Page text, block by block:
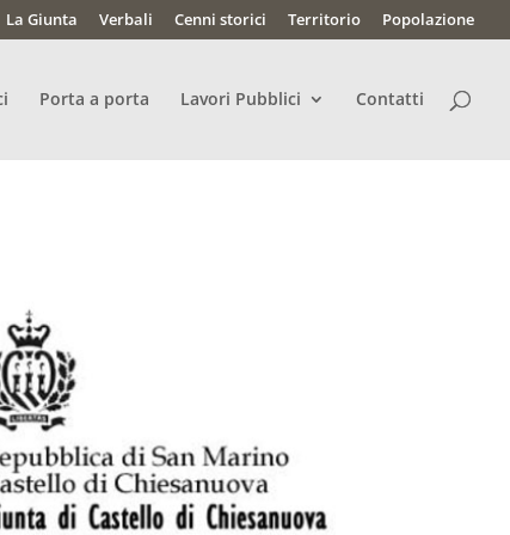
La Giunta Verbali Cenni storici Territorio Popolazione
Porta a porta Lavori Pubblici Contatti